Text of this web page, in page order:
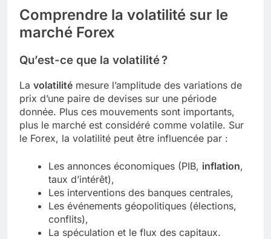
Comprendre la volatilité sur le
marché Forex
Qu’est-ce que la volatilité ?
La volatilité mesure l’amplitude des variations de
prix d’une paire de devises sur une période
donnée. Plus ces mouvements sont importants,
plus le marché est considéré comme volatile. Sur
le Forex, la volatilité peut être influencée par :
Les annonces économiques (PIB, inflation,
taux d’intérêt),
Les interventions des banques centrales,
Les événements géopolitiques (élections,
conflits),
La spéculation et le flux des capitaux.